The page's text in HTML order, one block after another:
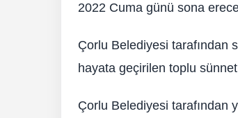
2022 Cuma günü sona
Çorlu Belediyesi tarafından
hayata geçirilen toplu
Çorlu Belediyesi tarafından